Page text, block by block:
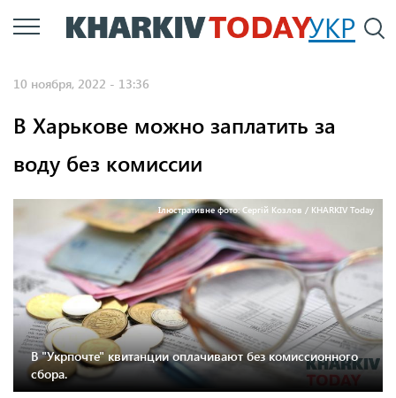
Перейти
к
УКР
10 ноября, 2022 - 13:36
В Харькове можно заплатить за
воду без комиссии
Ілюстративне фото: Сергій Козлов / KHARKIV Today
В "Укрпочте" квитанции оплачивают без комиссионного
сбора.